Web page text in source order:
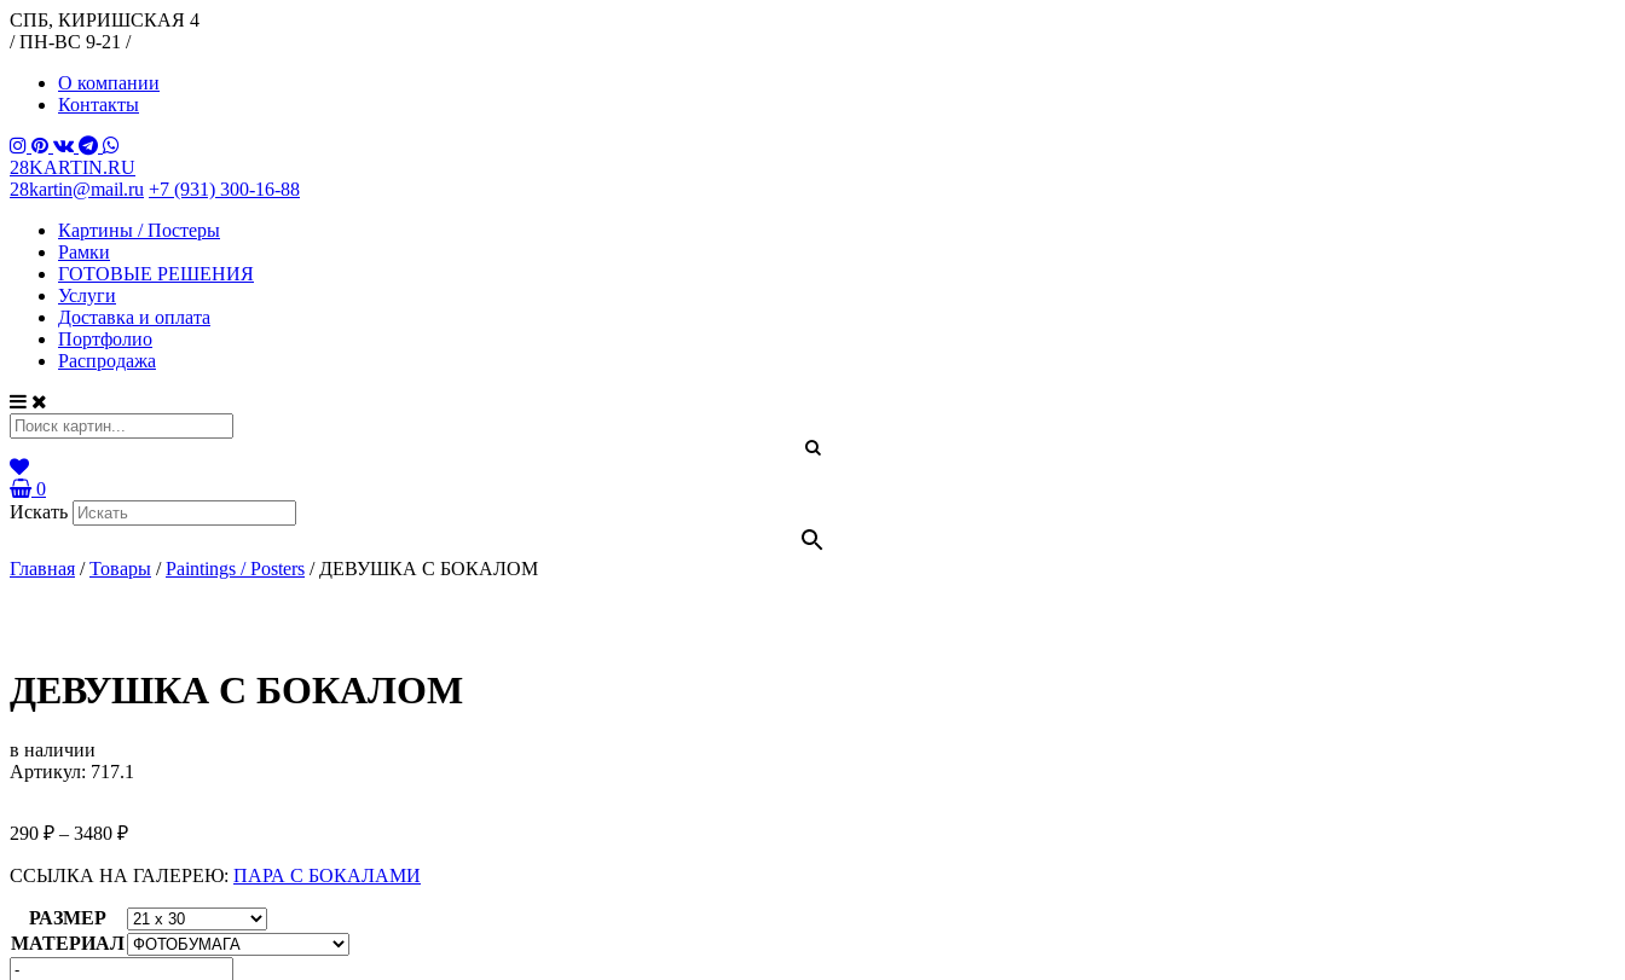
СПБ, КИРИШСКАЯ 4
/ ПН-ВС 9-21 /
О компании
Контакты
28KARTIN.RU
28kartin@mail.ru +7 (931) 300-16-88
Картины / Постеры
Рамки
ГОТОВЫЕ РЕШЕНИЯ
Услуги
Доставка и оплата
Портфолио
Распродажа
0
Искать
Главная /Товары /Paintings / Posters / ДЕВУШКА С БОКАЛОМ
ДЕВУШКА С БОКАЛОМ
в наличии
Артикул: 717.1
290 ₽ – 3480 ₽
ССЫЛКА НА ГАЛЕРЕЮ: ПАРА С БОКАЛАМИ
РАЗМЕР
МАТЕРИАЛ